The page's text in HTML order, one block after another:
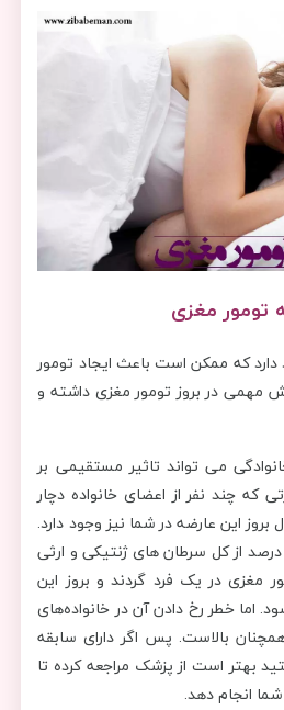
تومور مغزی
که ممکن است باعث ایجاد تومور
مهمی در بروز تومور مغزی داشته و
می تواند تاثیر مستقیمی بر
که چند نفر از اعضای خانواده دچار
این عارضه در شما نیز وجود دارد.
به طور کلی حدود ۵ الی ۱۰ درصد از کل سرطان های ژنتیکی و ارثی
مغزی در یک فرد گردند و بروز این
اما خطر رخ دادن آن در خانواده‌های
بالاست. پس اگر دارای سابقه
بهتر است از پزشک مراجعه کرده تا
انجام دهد.